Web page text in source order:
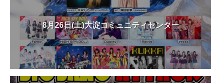
8月26日(土)大淀コミュニティセンター